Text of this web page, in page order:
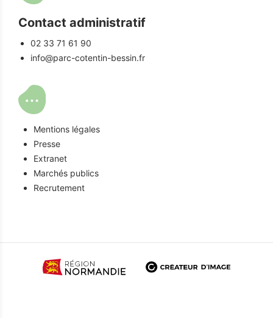
Contact administratif
02 33 71 61 90
info@parc-cotentin-bessin.fr
Mentions légales
Presse
Extranet
Marchés publics
Recrutement